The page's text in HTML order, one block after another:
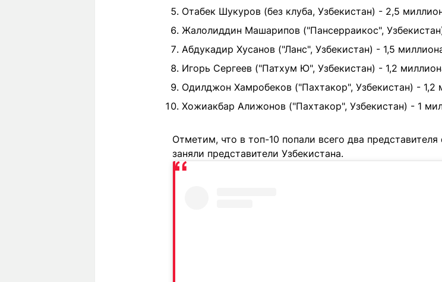
Отабек Шукуров (без клуба, Узбекистан) - 2,5
Жалолиддин Машарипов ("Пансерраикос",
Абдукадир Хусанов ("Ланс", Узбекистан) - 1,5
Игорь Сергеев ("Патхум Ю", Узбекистан) - 1,2
Одилджон Хамробеков ("Пахтакор", Узбекистан) - 1,2
Хожиакбар Алижонов ("Пахтакор", Узбекистан) - 1
Отметим, что в топ-10 попали всего два
заняли представители Узбекистана.